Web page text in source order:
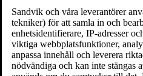
Sandvik och våra leverantörer
tekniker) för att samla in och
enhetsidentifierare, IP-adresser
viktiga webbplatsfunktioner,
anpassa innehåll och leverera
nödvändiga och kan inte stängas